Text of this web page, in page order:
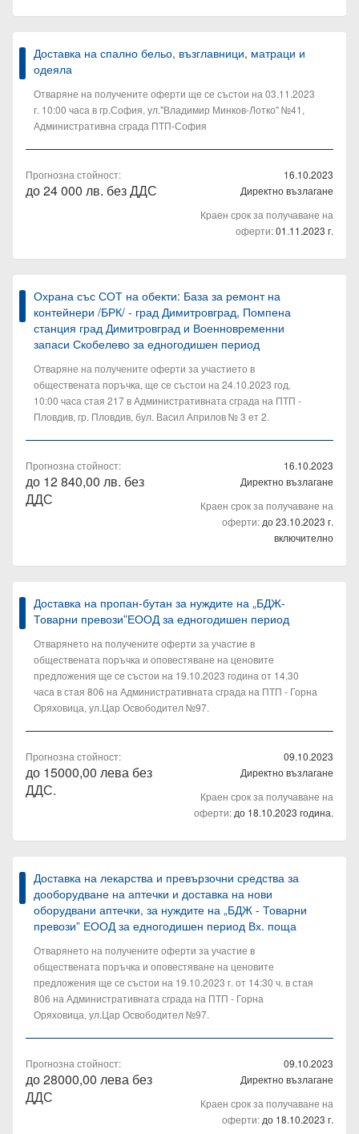
Доставка на спално бельо, възглавници, матраци и
одеяла
Отваряне на получените оферти ще се състои на 03.11.2023
г. 10:00 часа в гр.София, ул."Владимир Минков-Лотко" №41,
Административна сграда ПТП-София
Прогнозна стойност:
до 24 000 лв. без ДДС
16.10.2023
Директно възлагане
Краен срок за получаване на
оферти:01.11.2023 г.
Охрана със СОТ на обекти: База за ремонт на
контейнери /БРК/ - град Димитровград, Помпена
станция град Димитровград и Военновременни
запаси Скобелево за едногодишен период
Отваряне на получените оферти за участието в
обществената поръчка, ще се състои на 24.10.2023 год.
10:00 часа стая 217 в Административната сграда на ПТП -
Пловдив, гр. Пловдив, бул. Васил Априлов № 3 ет 2.
Прогнозна стойност:
до 12 840,00 лв. без
ДДС
16.10.2023
Директно възлагане
Краен срок за получаване на
оферти: до 23.10.2023 г.
включително
Доставка на пропан-бутан за нуждите на „БДЖ-
Товарни превози”ЕООД за едногодишен период
Отварянето на получените оферти за участие в
обществената поръчка и оповестяване на ценовите
предложения ще се състои на 19.10.2023 година от 14,30
часа в стая 806 на Административната сграда на ПТП - Горна
Оряховица, ул.Цар Освободител №97.
Прогнозна стойност:
до 15000,00 лева без
ДДС.
09.10.2023
Директно възлагане
Краен срок за получаване на
оферти: до 18.10.2023 година.
Доставка на лекарства и превързочни средства за
дооборудване на аптечки и доставка на нови
оборудвани аптечки, за нуждите на „БДЖ - Товарни
превози” ЕООД за едногодишен период Вх. поща
Отварянето на получените оферти за участие в
обществената поръчка и оповестяване на ценовите
предложения ще се състои на 19.10.2023 г. от 14:30 ч. в стая
806 на Административната сграда на ПТП - Горна
Оряховица, ул.Цар Освободител №97.
Прогнозна стойност:
до 28000,00 лева без
ДДС
09.10.2023
Директно възлагане
Краен срок за получаване на
оферти: до 18.10.2023 г.